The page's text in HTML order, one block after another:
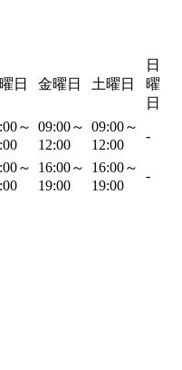
日 金曜日 土曜日
日
曜
日
～ 09:00～
12:00
09:00～
12:00
-
～
16:00～
19:00
16:00～
19:00
-